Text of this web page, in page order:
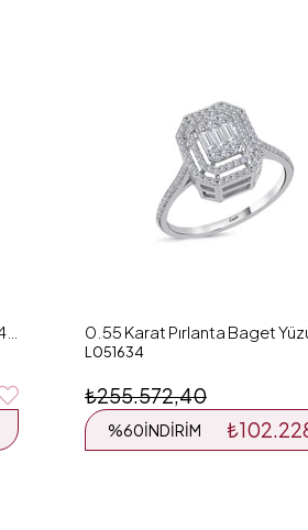
L051634
%60İNDIRIM
₺255.572,40